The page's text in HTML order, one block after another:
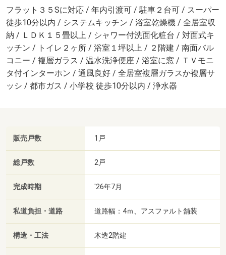
フラット３５Sに対応 / 年内引渡可 / 駐車２台可 / スーパー
徒歩10分以内 / システムキッチン / 浴室乾燥機 / 全居室収
納 / ＬＤＫ１５畳以上 / シャワー付洗面化粧台 / 対面式キ
ッチン / トイレ２ヶ所 / 浴室１坪以上 / ２階建 / 南面バル
コニー / 複層ガラス / 温水洗浄便座 / 浴室に窓 / ＴＶモニ
タ付インターホン / 通風良好 / 全居室複層ガラスか複層サ
ッシ / 都市ガス / 小学校 徒歩10分以内 / 浄水器
販売戸数 1戸
総戸数 2戸
完成時期 '26年7月
私道負担・道路 道路幅：4ｍ、アスファルト舗装
構造・工法 木造2階建